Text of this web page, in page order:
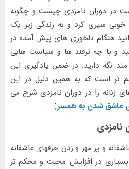
در دوران نامزدی چیست و چگونه
خوبی سپری کرد و به زندگی زیر یک
هنگام دلخوری های پیش آمده در
و با چه ترفند ها و سیاست هایی
مند نگه دارید. در ضمن یادگیری این
تر است که به همین دلیل در این
زنانه را در دوران نامزدی شرح می
عاشق شدن به همسر)
نامزدی
و پر مهر و زدن حرفهای عاشقانه
بسیاری در افزایش محبت و محکم تر